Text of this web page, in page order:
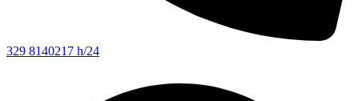
329 8140217 h/24